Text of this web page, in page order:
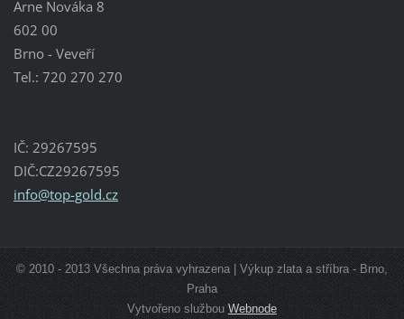
Arne Nováka 8
602 00
Brno - Veveří
Tel.: 720 270 270
IČ: 29267595
DIČ:CZ29267595
info@top-gold.cz
© 2010 - 2013 Všechna práva vyhrazena | Výkup zlata a stříbra - Brno,
Praha
Vytvořeno službouWebnode